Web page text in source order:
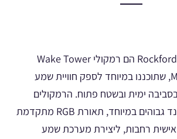
Rockford Fosgate M2WL-8 הם רמקולי Wake Tower
יוקרתיים מסדרת M2, שתוכננו במיוחד לספק חוויית שמע
ימית ובשטח פתוח. הרמקולים
משלבים ביצועי סאונד גבוהים במיוחד, תאורת RGB מתקדמת
רחבות, ליצירת מערכת שמע